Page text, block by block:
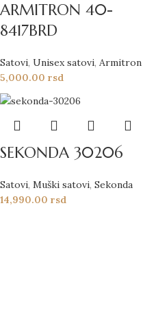
ARMITRON 40-
8417BRD
Satovi, Unisex satovi, Armitron
5,000.00 rsd
SEKONDA 30206
Satovi, Muški satovi, Sekonda
14,990.00 rsd